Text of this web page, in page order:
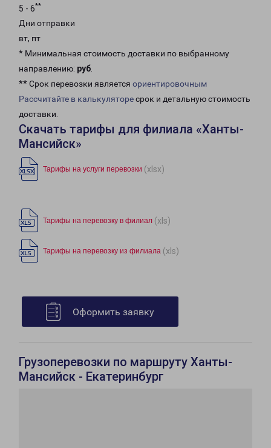
5 - 6**
Дни отправки
вт, пт
* Минимальная стоимость доставки по выбранному
направлению: руб.
** Срок перевозки является ориентировочным
Рассчитайте в калькуляторесрок и детальную стоимость
доставки.
Скачать тарифы для филиала «Ханты-
Мансийск»
Тарифы на услуги перевозки (xlsx)
Тарифы на перевозку в филиал (xls)
Тарифы на перевозку из филиала (xls)
Оформить заявку
Грузоперевозки по маршруту Ханты-
Мансийск - Екатеринбург